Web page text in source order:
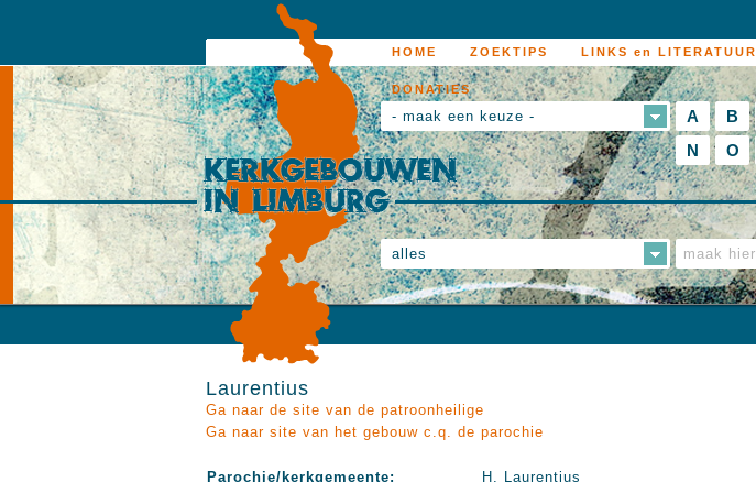
HOME ZOEKTIPS LINKS en LITERATUUR
DONATIES
- maak een keuze - A B
N
O
alles
Laurentius
Ga naar de site van de patroonheilige
Ga naar site van het gebouw c.q. de parochie
Parochie/kerkgemeente:
H. Laurentius